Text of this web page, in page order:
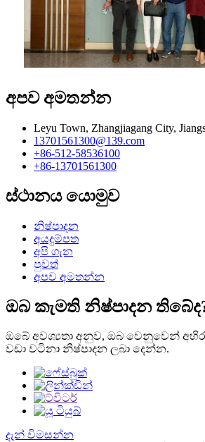
අපව අමතන්න
Leyu Town, Zhangjiagang City,
13701561300@139.com
+86-512-58536100
+86-13701561300
ස්ථානය යොමුව
නිෂ්පාදන
අයදුම්පත
අපි ගැන
පුවත්
අපව අමතන්න
ඔබ කැමති නිෂ්පාදන
ඔබේ අවශ්‍යතා අනුව, ඔබ වෙනුවෙන්
වඩා වටිනා නිෂ්පාදන ලබා දෙන්න.
දැන් විමසන්න